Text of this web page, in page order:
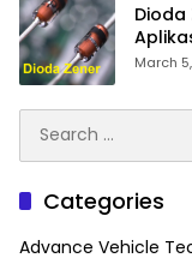
Dioda
March
for:
Categories
Advance Vehicle